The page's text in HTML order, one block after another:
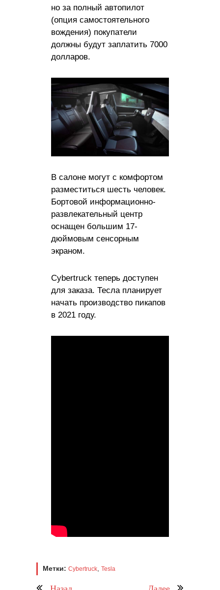
но за полный автопилот
(опция самостоятельного
вождения) покупатели
должны будут заплатить 7000
долларов.
В салоне могут с комфортом
разместиться шесть человек.
Бортовой информационно-
развлекательный центр
оснащен большим 17-
дюймовым сенсорным
экраном.
Cybertruck теперь доступен
для заказа. Тесла планирует
начать производство пикапов
в 2021 году.
Метки: Cybertruck Tesla